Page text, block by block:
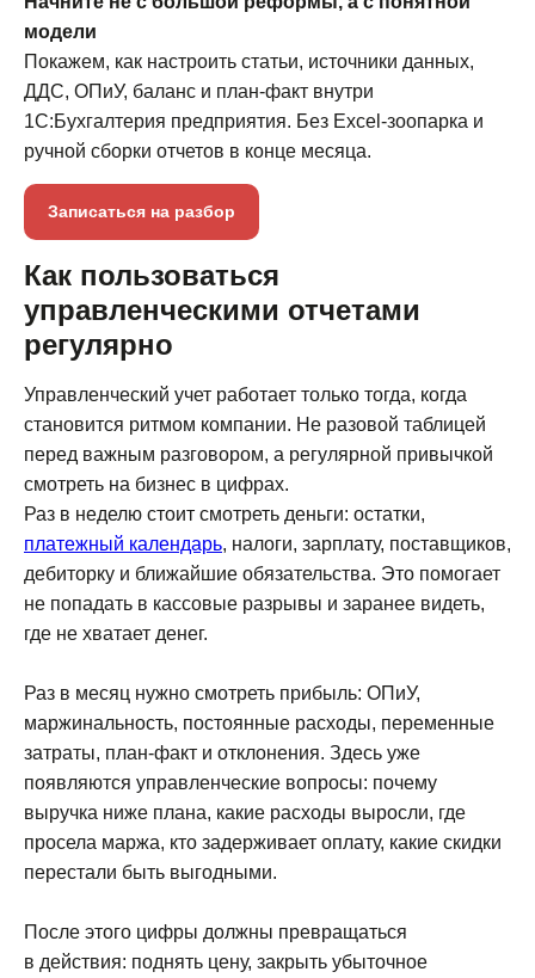
модели
Покажем, как настроить статьи, источники данных,
ДДС, ОПиУ, баланс и план-факт внутри
1С:Бухгалтерия предприятия. Без Excel-зоопарка и
ручной сборки отчетов в конце месяца.
Записаться на разбор
Как пользоваться
управленческими отчетами
регулярно
Управленческий учет работает только тогда, когда
становится ритмом компании. Не разовой таблицей
перед важным разговором, а регулярной привычкой
смотреть на бизнес в цифрах.
Раз в неделю стоит смотреть деньги: остатки,
платежный календарь, налоги, зарплату, поставщиков,
дебиторку и ближайшие обязательства. Это помогает
не попадать в кассовые разрывы и заранее видеть,
где не хватает денег.
Раз в месяц нужно смотреть прибыль: ОПиУ,
маржинальность, постоянные расходы, переменные
затраты, план-факт и отклонения. Здесь уже
появляются управленческие вопросы: почему
выручка ниже плана, какие расходы выросли, где
просела маржа, кто задерживает оплату, какие скидки
перестали быть выгодными.
После этого цифры должны превращаться
в действия: поднять цену, закрыть убыточное
Записаться
покажет как с его помощью решить
задачи вашего бизнеса и рассчитает
стоимость внедрения
«Хорошие люди» – аккредитованная ИТ-
компания, разработчик модуля P&L для
1С:Предприятия 8
ИНН 8601044590
Возможности
Тарифы
Кейсы
Документация
Статьи
Блог
О компании
Партнерам
@chat_pnl_bot
+7 930 036 02 06
hello@1cpnl.ru